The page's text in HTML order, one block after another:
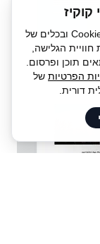
האתר משתמש בקבצי Cookies ובכלים של
הגלישה,
תוכן ופרסום.
הפרטיות של
דורית.